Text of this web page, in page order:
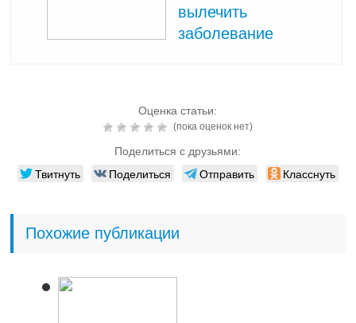
вылечить
заболевание
Оценка статьи:
(пока оценок нет)
Поделиться с друзьями:
Твитнуть Поделиться Отправить Класснуть
Похожие публикации